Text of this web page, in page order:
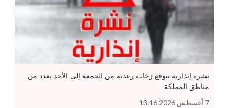
نشرة إنذارية تتوقع زخات رعدية من الجمعة إلى الأحد بعدد من
مناطق المملكة
7 أغسطس 2026 13:16